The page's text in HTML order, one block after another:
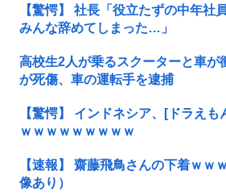
【驚愕】 社長「役立たずの中年社
みんな辞めてしまった…」
高校生2人が乗るスクーターと車が
が死傷、車の運転手を逮捕
【驚愕】 インドネシア、[ドラえ
ｗｗｗｗｗｗｗｗｗ
【速報】 齋藤飛鳥さんの下着ｗ
像あり）